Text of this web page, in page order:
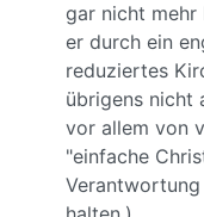
gar nicht mehr
er durch ein
reduziertes
übrigens nicht
vor allem von
"einfache